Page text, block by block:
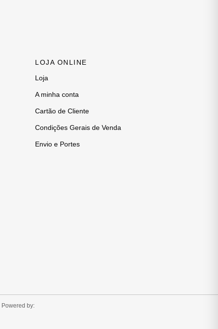
LOJA ONLINE
Loja
A minha conta
Cartão de Cliente
Condições Gerais de Venda
Envio e Portes
Powered by: